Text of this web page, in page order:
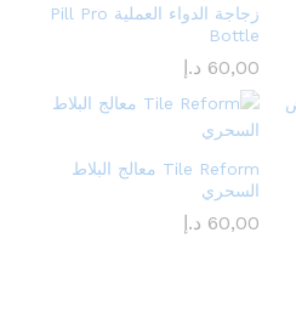
زجاجة الدواء العملية Pill Pro
Bottle
60,00 د.إ
Tile Reform معالج البلاط
السحري
60,00 د.إ